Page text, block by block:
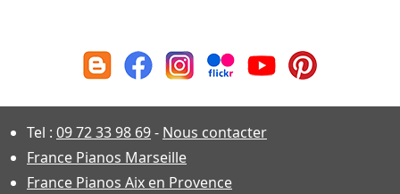
Tel : 09 72 33 98 69- Nous contacter
France Pianos Marseille
France Pianos Aix en Provence